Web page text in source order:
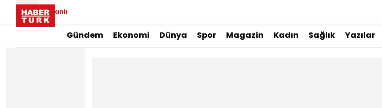
Canlı
Gündem Ekonomi Dünya Spor Magazin Kadın Sağlık Yazılar